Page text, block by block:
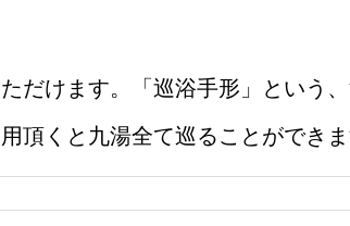
だけます。「巡浴手形」という
頂くと九湯全て巡ることができま